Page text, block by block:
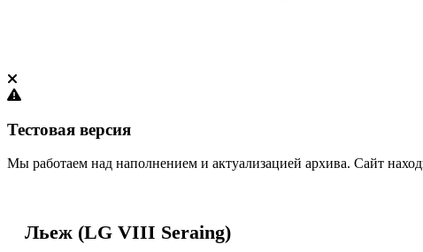
Тестовая версия
Мы работаем над наполнением и актуализацией архива. Сайт
Льеж (LG VIII Seraing)